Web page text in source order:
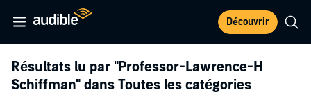
Découvrir
Résultats lu par "Professor-Lawrence-H
Schiffman" dans Toutes les catégories